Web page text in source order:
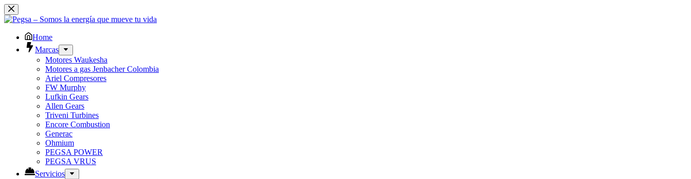
Saltar
al
contenido
Home
Marcas
Motores Waukesha
Motores a gas Jenbacher Colombia
Ariel Compresores
FW Murphy
Lufkin Gears
Allen Gears
Triveni Turbines
Encore Combustion
Generac
Ohmium
PEGSA POWER
PEGSA VRUS
Servicios